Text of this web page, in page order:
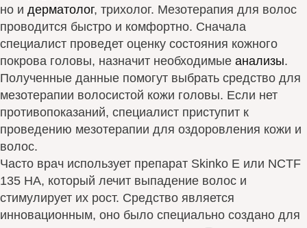
но и дерматолог, трихолог. Мезотерапия для волос
проводится быстро и комфортно. Сначала
специалист проведет оценку состояния кожного
покрова головы, назначит необходимые анализы.
Полученные данные помогут выбрать средство для
мезотерапии волосистой кожи головы. Если нет
противопоказаний, специалист приступит к
проведению мезотерапии для оздоровления кожи и
волос.
Часто врач использует препарат Skinko E или NCTF
135 HA, который лечит выпадение волос и
стимулирует их рост. Средство является
инновационным, оно было специально создано для